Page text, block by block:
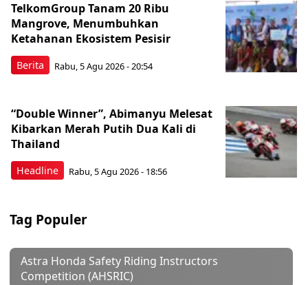
Berita
TelkomGroup Tanam 20 Ribu
Mangrove, Menumbuhkan
Ketahanan Ekosistem Pesisir
Rabu, 5 Agu 2026 - 20:54
Headline
“Double Winner”, Abimanyu Melesat
Kibarkan Merah Putih Dua Kali di
Thailand
Rabu, 5 Agu 2026 - 18:56
Tag Populer
Astra Honda Safety Riding Instructors
Competition (AHSRIC)